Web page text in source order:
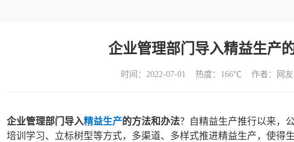
企业管理部门导入精益生产
时间：2022-07-01 热度： 166℃ 作者：网
企业管理部门导入精益生产的方法和办法？自精益生产推行以来，
培训学习、立标树型等方式，多渠道、多样式推进精益生产，使得